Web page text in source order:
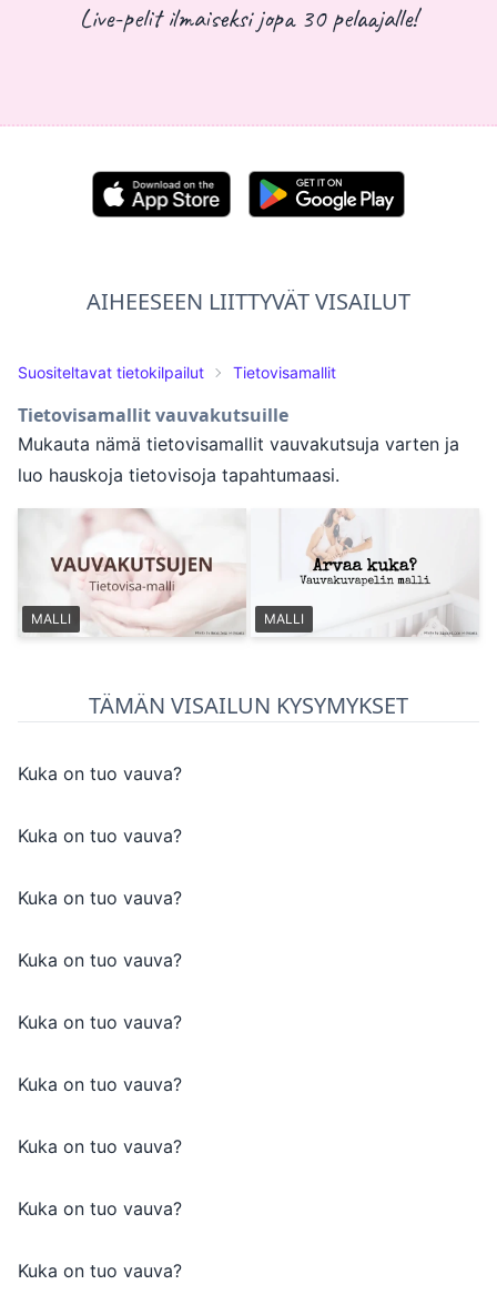
Live-pelit ilmaiseksi jopa 30 pelaajalle!
AIHEESEEN LIITTYVÄT VISAILUT
Suositeltavat tietokilpailut Tietovisamallit
Tietovisamallit vauvakutsuille
Mukauta nämä tietovisamallit vauvakutsuja varten ja
luo hauskoja tietovisoja tapahtumaasi.
MALLI MALLI
TÄMÄN VISAILUN KYSYMYKSET
Kuka on tuo vauva?
Kuka on tuo vauva?
Kuka on tuo vauva?
Kuka on tuo vauva?
Kuka on tuo vauva?
Kuka on tuo vauva?
Kuka on tuo vauva?
Kuka on tuo vauva?
Kuka on tuo vauva?